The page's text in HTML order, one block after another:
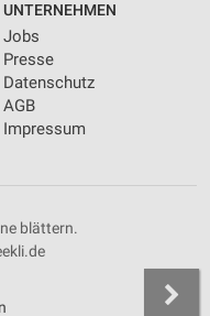
UNTERNEHMEN
Jobs
Presse
Datenschutz
AGB
Impressum
blättern.